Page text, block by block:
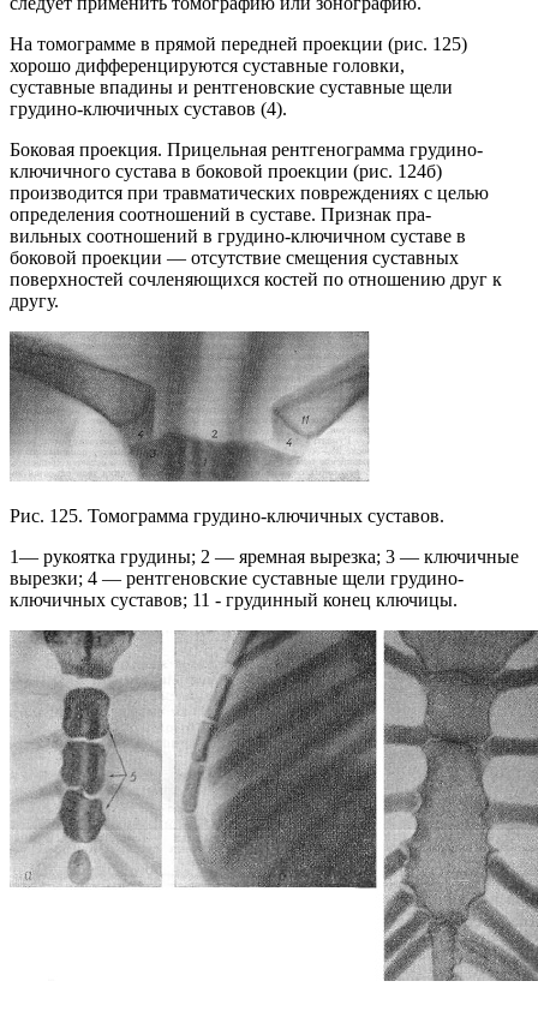
На томограмме в прямой передней проекции (рис. 125)
хорошо дифференцируются суставные головки,
суставные впадины и рентгеновские суставные щели
грудино-ключичных суставов (4).
Боковая проекция. Прицельная рентгенограмма грудино-
ключичного сустава в боковой проекции (рис. 124б)
производится при травматических повреждениях с целью
определения соотношений в суставе. Признак пра-
вильных соотношений в грудино-ключичном суставе в
боковой проекции — отсутствие смещения суставных
поверхностей сочленяющихся костей по отношению друг к
другу.
Рис. 125. Томограмма грудино-ключичных суставов.
1— рукоятка грудины; 2 — яремная вырезка; 3 — ключичные
вырезки; 4 — рентгеновские суставные щели грудино-
ключичных суставов; 11 - грудинный конец ключицы.